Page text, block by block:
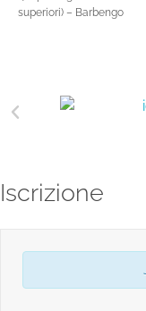
superiori) – Barbengo
Iscrizione